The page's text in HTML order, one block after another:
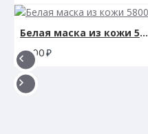
Белая маска из кожи 58009ars
900